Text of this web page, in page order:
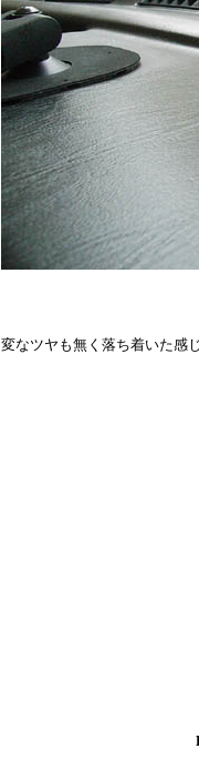
変なツヤも無く落ち着いた感